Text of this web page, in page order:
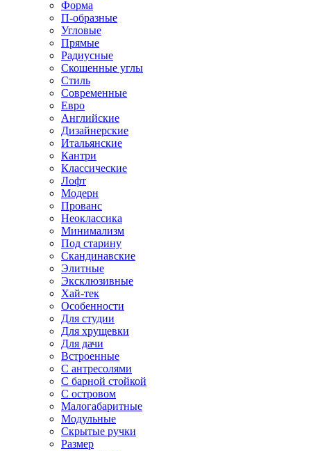
Форма
П-образные
Угловые
Прямые
Радиусные
Скошенные углы
Стиль
Современные
Евро
Английские
Дизайнерские
Итальянские
Кантри
Классические
Лофт
Модерн
Прованс
Неоклассика
Минимализм
Под старину
Скандинавские
Элитные
Эксклюзивные
Хай-тек
Особенности
Для студии
Для хрущевки
Для дачи
Встроенные
С антресолями
С барной стойкой
С островом
Малогабаритные
Модульные
Скрытые ручки
Размер